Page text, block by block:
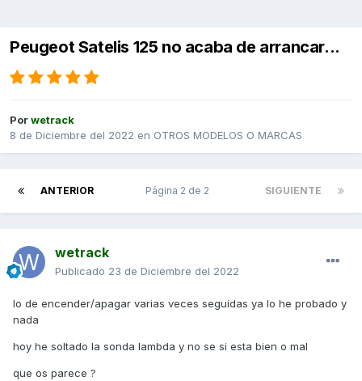
Peugeot Satelis 125 no acaba de arrancar...
Porwetrack
8 de Diciembre del 2022 en OTROS MODELOS O MARCAS
ANTERIOR SIGUIENTE
Página 2 de 2
wetrack
Publicado 23 de Diciembre del 2022
lo de encender/apagar varias veces seguidas ya lo he probado y
nada
hoy he soltado la sonda lambda y no se si esta bien o mal
que os parece ?